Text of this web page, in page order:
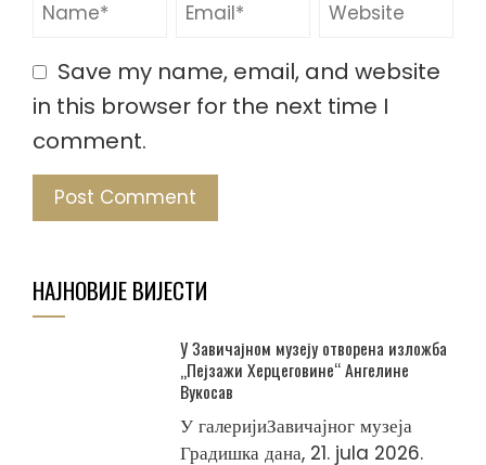
Save my name, email, and website
in this browser for the next time I
comment.
НАЈНОВИЈЕ ВИЈЕСТИ
У Завичајном музеју отворена изложба
„Пејзажи Херцеговине“ Ангелине
Вукосав
У галеријиЗавичајног музеја
Градишка дана, 21. jula 2026.